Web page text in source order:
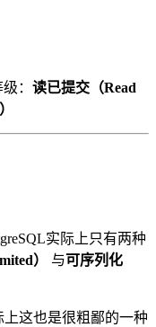
： 读已提交（Read
实际上只有两种
） 与可序列化
这也是很粗鄙的一种